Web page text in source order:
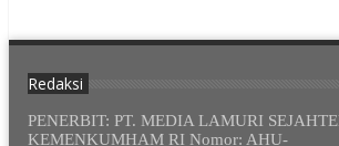
Redaksi
PENERBIT: PT. MEDIA LAMURI
KEMENKUMHAM RI Nomor: AHU-